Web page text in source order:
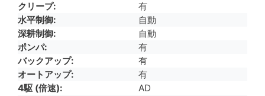
クリープ
有
水平制御
自動
深耕制御
自動
ポンパ
有
バックアップ
有
オートアップ
有
4駆 (倍速)
AD